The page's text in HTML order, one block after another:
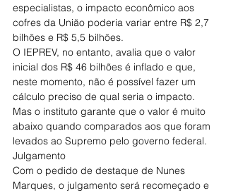
especialistas, o impacto econômico aos
cofres da União poderia variar entre R$ 2,7
bilhões e R$ 5,5 bilhões.
O IEPREV, no entanto, avalia que o valor
inicial dos R$ 46 bilhões é inflado e que,
neste momento, não é possível fazer um
cálculo preciso de qual seria o impacto.
Mas o instituto garante que o valor é muito
abaixo quando comparados aos que foram
levados ao Supremo pelo governo federal.
Julgamento
Com o pedido de destaque de Nunes
Marques, o julgamento será recomeçado e